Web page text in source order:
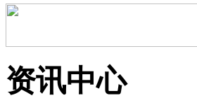
资讯中心